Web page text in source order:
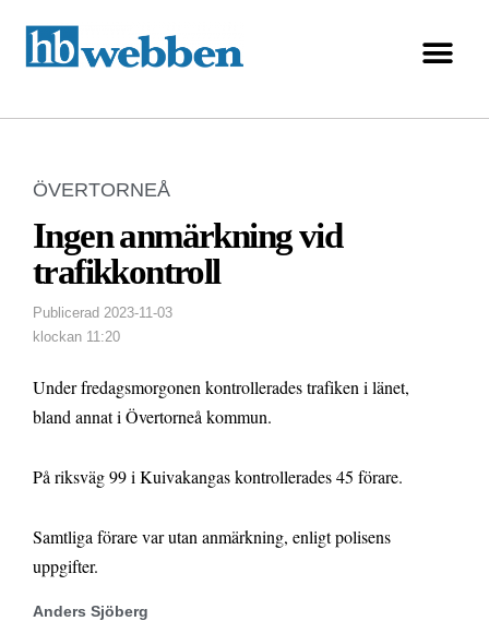
ÖVERTORNEÅ
Ingen anmärkning vid
trafikkontroll
Publicerad 2023-11-03
klockan 11:20
Under fredagsmorgonen kontrollerades trafiken i länet,
bland annat i Övertorneå kommun.
På riksväg 99 i Kuivakangas kontrollerades 45 förare.
Samtliga förare var utan anmärkning, enligt polisens
uppgifter.
Anders Sjöberg